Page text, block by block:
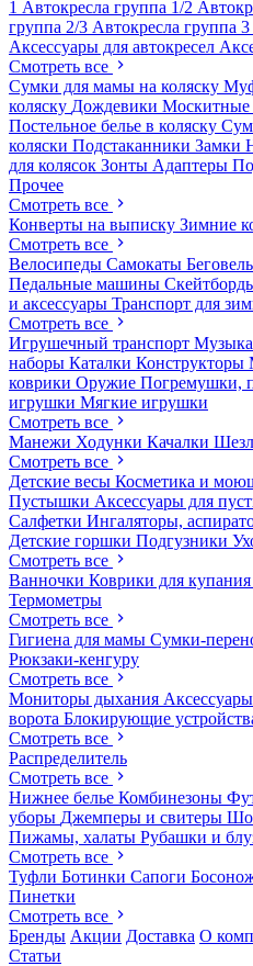
1 Автокресла группа 1/2
группа 2/3 Автокресла группа 3
Аксессуары для автокресел
Смотреть все
Сумки для мамы на коляску
коляску Дождевики Москитные
Постельное белье в коляску
коляски Подстаканники Замки
для колясок Зонты Адаптеры
Прочее
Смотреть все
Конверты на выписку Зимние
Смотреть все
Велосипеды Самокаты
Педальные машины
и аксессуары Транспорт для
Смотреть все
Игрушечный транспорт
наборы Каталки Конструкторы
коврики Оружие Погремушки,
игрушки Мягкие игрушки
Смотреть все
Манежи Ходунки Качалки
Смотреть все
Детские весы Косметика и
Пустышки Аксессуары для
Салфетки Ингаляторы,
Детские горшки Подгузники
Смотреть все
Ванночки Коврики для купания
Термометры
Смотреть все
Гигиена для мамы Сумки-
Рюкзаки-кенгуру
Смотреть все
Мониторы дыхания
ворота Блокирующие
Смотреть все
Распределитель
Смотреть все
Нижнее белье Комбинезоны
уборы Джемперы и свитеры
Пижамы, халаты Рубашки и
Смотреть все
Туфли Ботинки Сапоги
Пинетки
Смотреть все
Бренды Акции Доставка О
Статьи